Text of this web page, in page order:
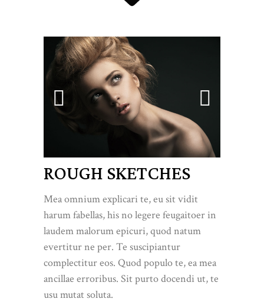
ROUGH SKETCHES
Mea omnium explicari te, eu sit vidit
harum fabellas, his no legere feugaitoer in
laudem malorum epicuri, quod natum
evertitur ne per. Te suscipiantur
complectitur eos. Quod populo te, ea mea
ancillae erroribus. Sit purto docendi ut, te
usu mutat soluta.